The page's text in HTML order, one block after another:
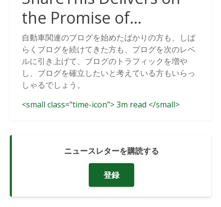
the Promise of
Cookieless Data
Solutions
自動車関連のブログを始めたばかりの方も、しば
らくブログを続けてきた方も、ブログを次のレベ
ルに引き上げて、ブログのトラフィックを増や
し、ブログを確立したいと考えている方もいらっ
しゃるでしょう。
<small class="time-icon"> 3m read </small>
ニュースレターを購読する
登録